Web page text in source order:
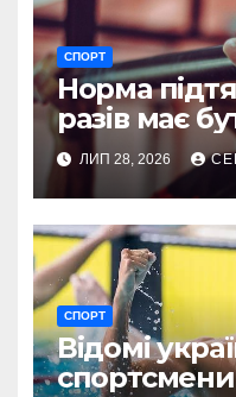
СПОРТ
Норма
разів має
ЛИП 28, 2026
СПОРТ
Відомі